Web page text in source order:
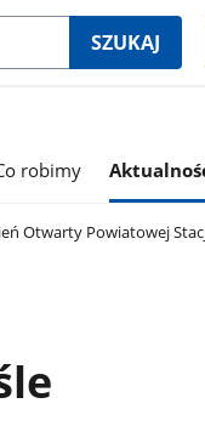
SZUKAJ
robimy
Otwarty Powiatowej